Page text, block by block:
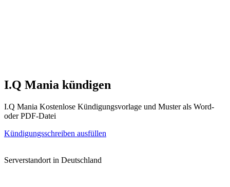
I.Q Mania kündigen
I.Q Mania Kostenlose Kündigungsvorlage und Muster als Word-
oder PDF-Datei
Kündigungsschreiben ausfüllen
Serverstandort in Deutschland